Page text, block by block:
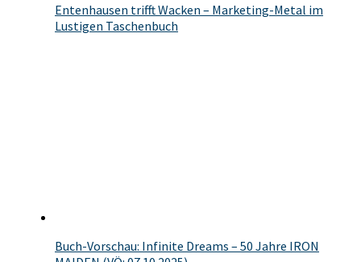
Entenhausen trifft Wacken – Marketing-Metal im
Lustigen Taschenbuch
Buch-Vorschau: Infinite Dreams – 50 Jahre IRON